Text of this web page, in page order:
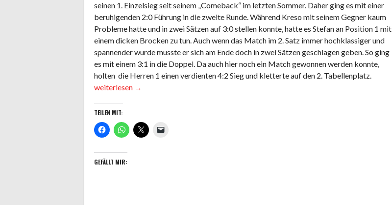
seinen 1. Einzelsieg seit seinem „Comeback“ im letzten Sommer. Daher ging es mit einer
beruhigenden 2:0 Führung in die zweite Runde. Während Kreso mit seinem Gegner kaum
Probleme hatte und in zwei Sätzen auf 3:0 stellen konnte, hatte es Stefan an Position 1 mit
einem dicken Brocken zu tun. Auch wenn das Match im 2. Satz immer hochklassiger und
spannender wurde musste er sich am Ende doch in zwei Sätzen geschlagen geben. So ging
es mit einem 3:1 in die Doppel. Da auch hier noch ein Match gewonnen werden konnte,
holten die Herren 1 einen verdienten 4:2 Sieg und kletterte auf den 2. Tabellenplatz.
„Herren
mit
weiterem
Sieg
der
weiterlesen →
TEILEN MIT:
GEFÄLLT MIR: